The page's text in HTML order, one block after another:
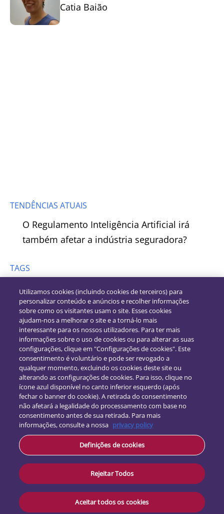
Catia Baião
TENDÊNCIAS ATUAIS
O Regulamento Inteligência Artificial irá
também afetar a indústria seguradora?
TAGS
Siga-nos:
Contacto
Proteção de dados
Termos e Condições
Utilizamos cookies (incluindo cookies de terceiros) para
personalizar conteúdo e anúncios e recolher informações
sobre como os visitantes usam o site. Esses cookies
ajudam-nos a melhorar o site e a torná-lo mais
interessante para os nossos utilizadores. Para ter mais
informações sobre o uso de cookies ou para alterar as suas
configurações, clique em "Configurações de cookies". Este
consentimento é voluntário e pode ser revogado a
qualquer momento, excluindo os cookies deste site ou
alterando as configurações de cookies. Para isso, clique no
ícone azul disponível no canto inferior esquerdo (após
fechar o banner do cookie). A retirada do consentimento
não afetará a legalidade do processamento com base no
consentimento antes de sua retirada. Para mais
informações, consulte a nossa privacy policy
Definições de cookies
Rejeitar Todos
Aceitar todos os cookies